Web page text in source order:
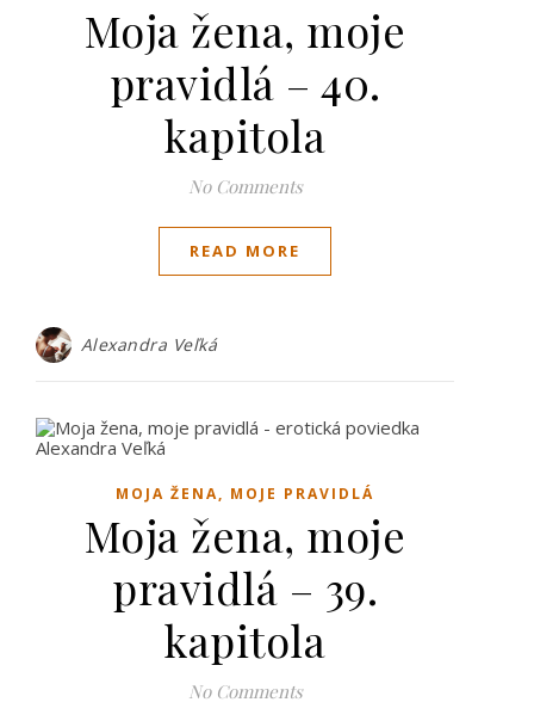
Moja žena, moje
pravidlá – 40.
kapitola
No Comments
READ MORE
Alexandra Veľká
MOJA ŽENA, MOJE PRAVIDLÁ
Moja žena, moje
pravidlá – 39.
kapitola
No Comments